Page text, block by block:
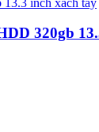
320gb